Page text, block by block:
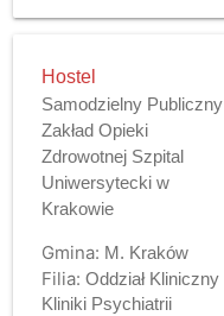
Hostel
Samodzielny Publiczny
Zakład Opieki
Zdrowotnej Szpital
Uniwersytecki w
Krakowie
Gmina: M. Kraków
Filia: Oddział Kliniczny
Kliniki Psychiatrii